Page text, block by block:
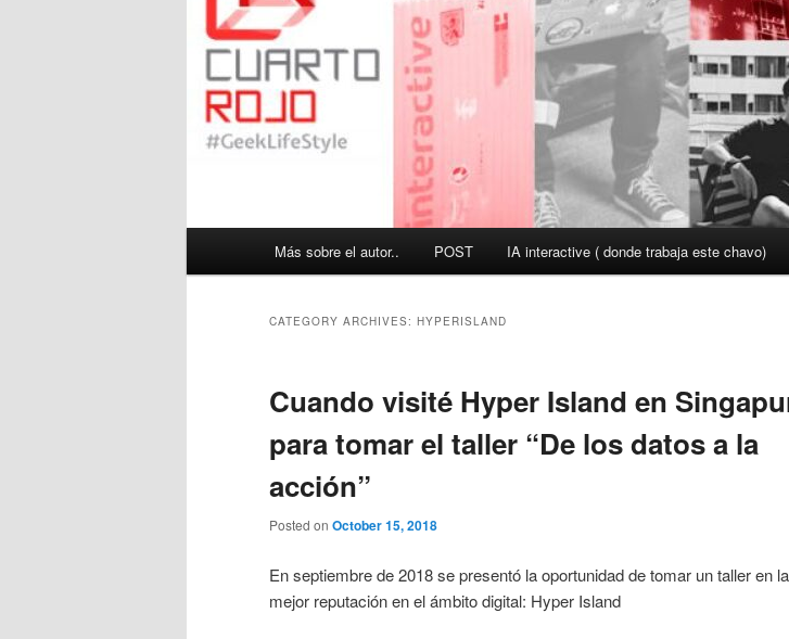
Más sobre el autor.. POST IA interactive ( donde trabaja este chavo)
CATEGORY ARCHIVES: HYPERISLAND
Cuando visité Hyper Island en
para tomar el taller “De los datos a la
acción”
Posted on October 15, 2018
En septiembre de 2018 se presentó la oportunidad de tomar un taller en
mejor reputación en el ámbito digital: Hyper Island